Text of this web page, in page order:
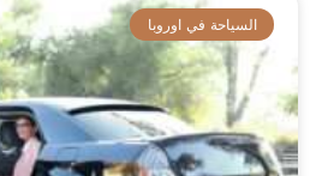
السياحة في اوروبا